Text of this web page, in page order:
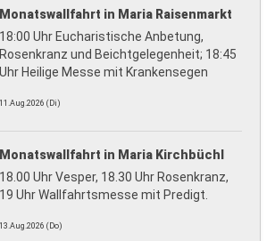
Monatswallfahrt in Maria Raisenmarkt
18:00 Uhr Eucharistische Anbetung,
Rosenkranz und Beichtgelegenheit; 18:45
Uhr Heilige Messe mit Krankensegen
11.Aug.2026 (Di)
Monatswallfahrt in Maria Kirchbüchl
18.00 Uhr Vesper, 18.30 Uhr Rosenkranz,
19 Uhr Wallfahrtsmesse mit Predigt.
13.Aug.2026 (Do)